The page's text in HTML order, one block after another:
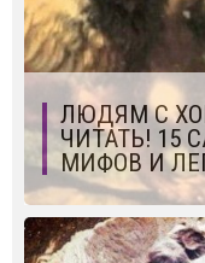
ЛЮДЯМ С
ЧИТАТЬ! 15
МИФОВ И